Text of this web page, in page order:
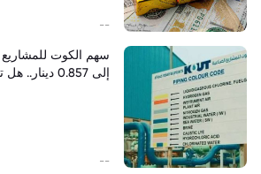
--
إلى 0.857 دينار.. هل تبدأ مرحلة تعافٍ جديدة؟
--